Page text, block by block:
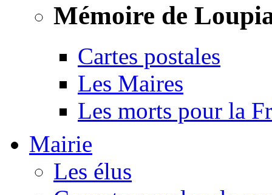
Mémoire de
Cartes postales
Les Maires
Les morts pour la
Mairie
Les élus